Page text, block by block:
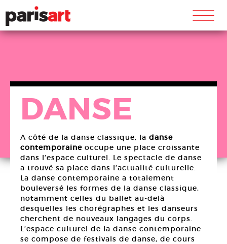
m
DANSE
A côté de la danse classique, la danse
contemporaine occupe une place croissante
dans l’espace culturel. Le spectacle de danse
a trouvé sa place dans l’actualité culturelle.
La danse contemporaine a totalement
bouleversé les formes de la danse classique,
notamment celles du ballet au-delà
desquelles les chorégraphes et les danseurs
cherchent de nouveaux langages du corps.
L’espace culturel de la danse contemporaine
se compose de festivals de danse, de cours